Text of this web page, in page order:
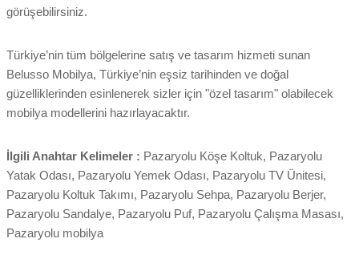
görüşebilirsiniz.
Türkiye’nin tüm bölgelerine satış ve tasarım hizmeti sunan
Belusso Mobilya, Türkiye’nin eşsiz tarihinden ve doğal
güzelliklerinden esinlenerek sizler için "özel tasarım" olabilecek
mobilya modellerini hazırlayacaktır.
İlgili Anahtar Kelimeler : Pazaryolu Köşe Koltuk, Pazaryolu
Yatak Odası, Pazaryolu Yemek Odası, Pazaryolu TV Ünitesi,
Pazaryolu Koltuk Takımı, Pazaryolu Sehpa, Pazaryolu Berjer,
Pazaryolu Sandalye, Pazaryolu Puf, Pazaryolu Çalışma Masası,
Pazaryolu mobilya